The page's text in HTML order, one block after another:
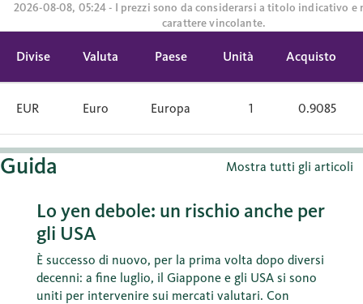
2026-08-08, 05:24 - I prezzi sono da considerarsi a titolo indicativo e
carattere vincolante.
Divise Valuta Paese Unità Acquisto
EUR Euro Europa 1 0.9085
Guida Mostra tutti gli articoli
Lo yen debole: un rischio anche per
gli USA
È successo di nuovo, per la prima volta dopo diversi
decenni: a fine luglio, il Giappone e gli USA si sono
uniti per intervenire sui mercati valutari. Con